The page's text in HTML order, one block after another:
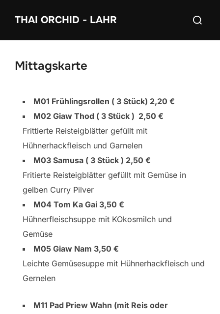
InhaltTHAI ORCHID - LAHR
Suchen
Mittagskarte
M01 Frühlingsrollen ( 3 Stück) 2,20 €
M02 Giaw Thod ( 3 Stück ) 2,50 €
Frittierte Reisteigblätter gefüllt mit
Hühnerhackfleisch und Garnelen
M03 Samusa ( 3 Stück ) 2,50 €
Fritierte Reisteigblätter gefüllt mit Gemüse in
gelben Curry Pilver
M04 Tom Ka Gai 3,50 €
Hühnerfleischsuppe mit KOkosmilch und
Gemüse
M05 Giaw Nam 3,50 €
Leichte Gemüsesuppe mit Hühnerhackfleisch und
Gernelen
M11 Pad Priew Wahn (mit Reis oder